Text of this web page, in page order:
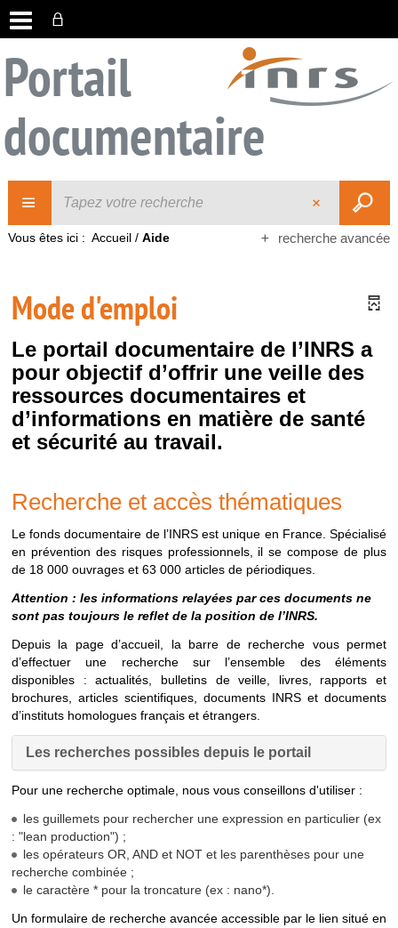
Portail
documentaire
recherche avancée
Vous êtes ici : Accueil / Aide
Mode d'emploi
Le portail documentaire de l’INRS a
pour objectif d’offrir une veille des
ressources documentaires et
d’informations en matière de santé
et sécurité au travail.
Recherche et accès thématiques
Le fonds documentaire de l’INRS est unique en France. Spécialisé
en prévention des risques professionnels, il se compose de plus
de 18 000 ouvrages et 63 000 articles de périodiques.
Attention : les informations relayées par ces documents ne
sont pas toujours le reflet de la position de l’INRS.
Depuis la page d’accueil, la barre de recherche vous permet
d’effectuer une recherche sur l’ensemble des éléments
disponibles : actualités, bulletins de veille, livres, rapports et
brochures, articles scientifiques, documents INRS et documents
d’instituts homologues français et étrangers.
Les recherches possibles depuis le portail
Les
possbles
depuis
le
portail
Disponible depuis la
page d'accueil
les documents
INRS-BIBLIO Menu"Ressources
> INRS-Biblio"
Recherche sur les
référencés dans la
Pour une recherche optimale, nous vous conseillons d'utiliser :
les guillemets pour rechercher une expression en particulier (ex
: "lean production") ;
les opérateurs OR, AND et NOT et les parenthèses pour une
recherche combinée ;
le caractère * pour la troncature (ex : nano*).
Un formulaire de recherche avancée accessible par le lien situé en